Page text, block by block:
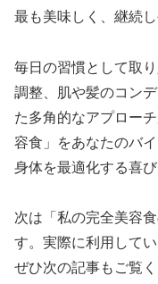
最も美味しく、継続
毎日の習慣として取
調整、肌や髪のコン
た多角的なアプロー
容食」をあなたのバ
身体を最適化する喜
次は「私の完全美容
す。実際に利用して
ぜひ次の記事もご覧く